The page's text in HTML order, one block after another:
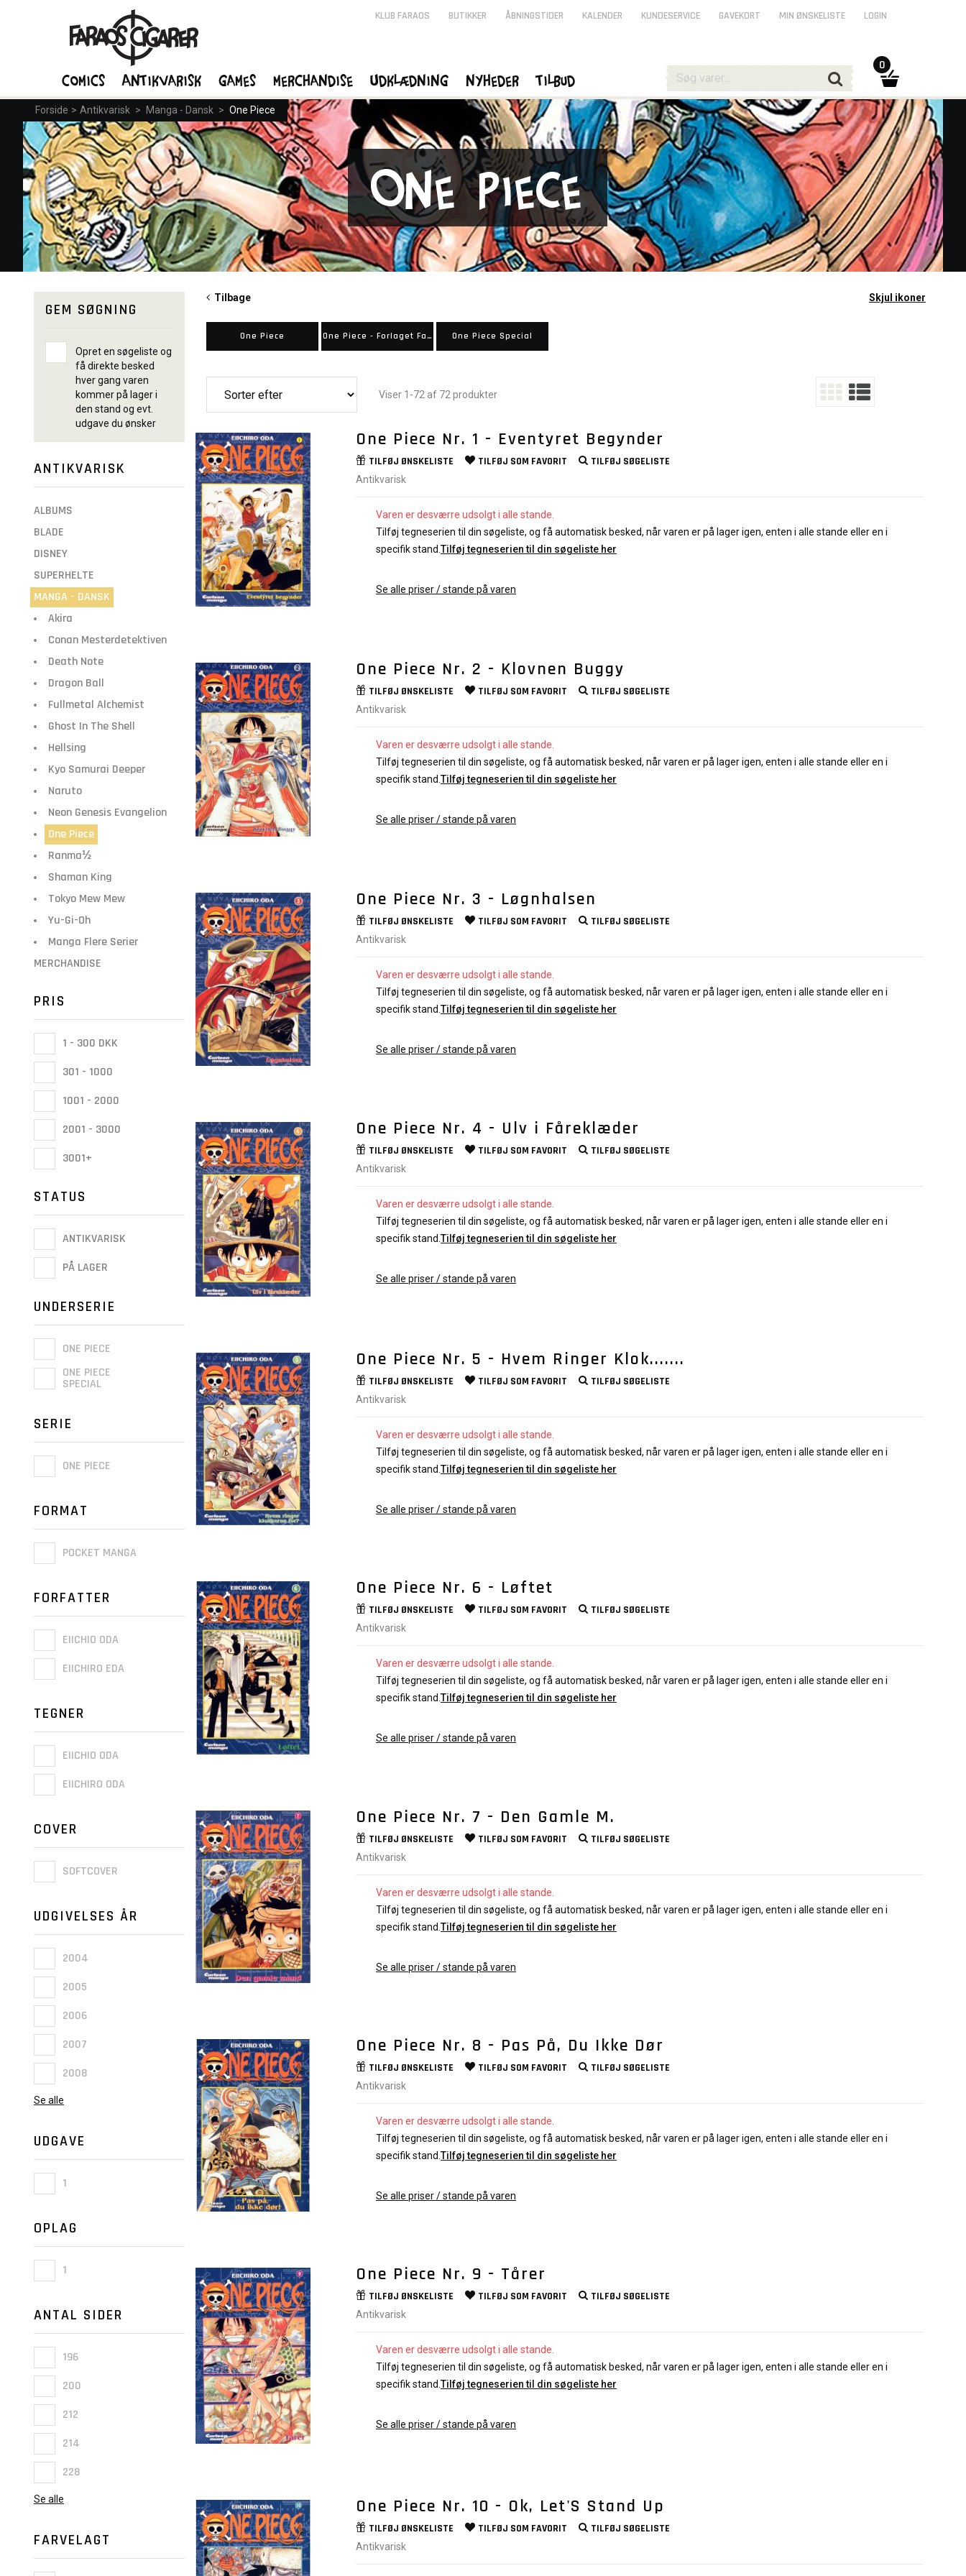
Forside > Antikvarisk > Manga - Dansk > One Piece
One Piece
GEM SØGNING
Opret en søgeliste og
få direkte besked
hver gang varen
kommer på lager i
den stand og evt.
udgave du ønsker
ANTIKVARISK
ALBUMS
BLADE
DISNEY
SUPERHELTE
MANGA - DANSK
Akira
Conan Mesterdetektiven
Death Note
Dragon Ball
Fullmetal Alchemist
Ghost In The Shell
Hellsing
Kyo Samurai Deeper
Naruto
Neon Genesis Evangelion
One Piece
Ranma½
Shaman King
Tokyo Mew Mew
Yu-Gi-Oh
Manga Flere Serier
MERCHANDISE
PRIS
1 - 300 DKK
301 - 1000
1001 - 2000
2001 - 3000
3001+
STATUS
ANTIKVARISK
PÅ LAGER
UNDERSERIE
ONE PIECE
ONE PIECE
SPECIAL
SERIE
ONE PIECE
FORMAT
POCKET MANGA
FORFATTER
EIICHIO ODA
EIICHIRO EDA
TEGNER
EIICHIO ODA
EIICHIRO ODA
COVER
SOFTCOVER
UDGIVELSES ÅR
2004
2005
2006
2007
2008
Se alle
UDGAVE
1
OPLAG
1
ANTAL SIDER
196
200
212
214
228
Se alle
FARVELAGT
Skjul ikoner
Tilbage
One Piece One Piece - Forlaget Faraos One Piece Special
Viser 1-72 af 72 produkter
One Piece Nr. 1 - Eventyret Begynder
TILFØJ ØNSKELISTE TILFØJ SOM FAVORIT TILFØJ SØGELISTE
Antikvarisk
Varen er desværre udsolgt i alle stande.
Tilføj tegneserien til din søgeliste, og få automatisk besked, når varen er på lager igen, enten i alle stande eller en i
specifik stand. Tilføj tegneserien til din søgeliste her
Se alle priser / stande på varen
One Piece Nr. 2 - Klovnen Buggy
TILFØJ ØNSKELISTE TILFØJ SOM FAVORIT TILFØJ SØGELISTE
Antikvarisk
Varen er desværre udsolgt i alle stande.
Tilføj tegneserien til din søgeliste, og få automatisk besked, når varen er på lager igen, enten i alle stande eller en i
specifik stand.Tilføj tegneserien til din søgeliste her
Se alle priser / stande på varen
One Piece Nr. 3 - Løgnhalsen
TILFØJ ØNSKELISTE TILFØJ SOM FAVORIT TILFØJ SØGELISTE
Antikvarisk
Varen er desværre udsolgt i alle stande.
Tilføj tegneserien til din søgeliste, og få automatisk besked, når varen er på lager igen, enten i alle stande eller en i
specifik stand. Tilføj tegneserien til din søgeliste her
Se alle priser / stande på varen
One Piece Nr. 4 - Ulv i Fåreklæder
TILFØJ ØNSKELISTE TILFØJ SOM FAVORIT TILFØJ SØGELISTE
Antikvarisk
Varen er desværre udsolgt i alle stande.
Tilføj tegneserien til din søgeliste, og få automatisk besked, når varen er på lager igen, enten i alle stande eller en i
specifik stand. Tilføj tegneserien til din søgeliste her
Se alle priser / stande på varen
One Piece Nr. 5 - Hvem Ringer Klok.......
TILFØJ ØNSKELISTE TILFØJ SOM FAVORIT TILFØJ SØGELISTE
Antikvarisk
Varen er desværre udsolgt i alle stande.
Tilføj tegneserien til din søgeliste, og få automatisk besked, når varen er på lager igen, enten i alle stande eller en i
specifik stand.Tilføj tegneserien til din søgeliste her
Se alle priser / stande på varen
One Piece Nr. 6 - Løftet
TILFØJ ØNSKELISTE TILFØJ SOM FAVORIT TILFØJ SØGELISTE
Antikvarisk
Varen er desværre udsolgt i alle stande.
Tilføj tegneserien til din søgeliste, og få automatisk besked, når varen er på lager igen, enten i alle stande eller en i
specifik stand.Tilføj tegneserien til din søgeliste her
Se alle priser / stande på varen
One Piece Nr. 7 - Den Gamle M.
TILFØJ ØNSKELISTE TILFØJ SOM FAVORIT TILFØJ SØGELISTE
Antikvarisk
Varen er desværre udsolgt i alle stande.
Tilføj tegneserien til din søgeliste, og få automatisk besked, når varen er på lager igen, enten i alle stande eller en i
specifik stand. Tilføj tegneserien til din søgeliste her
Se alle priser / stande på varen
One Piece Nr. 8 - Pas På, Du Ikke Dør
TILFØJ ØNSKELISTE TILFØJ SOM FAVORIT TILFØJ SØGELISTE
Antikvarisk
Varen er desværre udsolgt i alle stande.
Tilføj tegneserien til din søgeliste, og få automatisk besked, når varen er på lager igen, enten i alle stande eller en i
specifik stand. Tilføj tegneserien til din søgeliste her
Se alle priser / stande på varen
One Piece Nr. 9 - Tårer
TILFØJ ØNSKELISTE TILFØJ SOM FAVORIT TILFØJ SØGELISTE
Antikvarisk
Varen er desværre udsolgt i alle stande.
Tilføj tegneserien til din søgeliste, og få automatisk besked, når varen er på lager igen, enten i alle stande eller en i
specifik stand. Tilføj tegneserien til din søgeliste her
Se alle priser / stande på varen
One Piece Nr. 10 - Ok, Let'S Stand Up
TILFØJ ØNSKELISTE TILFØJ SOM FAVORIT TILFØJ SØGELISTE
Antikvarisk
KLUB FARAOS BUTIKKER ÅBNINGSTIDER KALENDER KUNDESERVICE GAVEKORT MIN ØNSKELISTE LOGIN
Comics Antikvarisk Games Merchandise Udklædning Nyheder Tilbud
0